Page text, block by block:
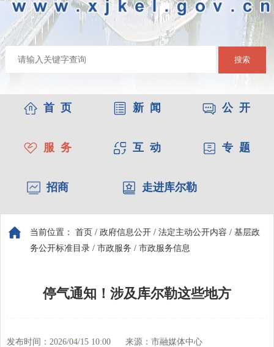
搜索
首 页 新 闻 公 开
服 务 互 动 专 题
招商 走进库尔勒
当前位置： 首页 / 政府信息公开 / 法定主动公开内容 / 基层政
务公开标准目录 / 市政服务 / 市政服务信息
停气通知！涉及库尔勒这些地方
发布时间：2026/04/15 10:00
来源：市融媒体中心